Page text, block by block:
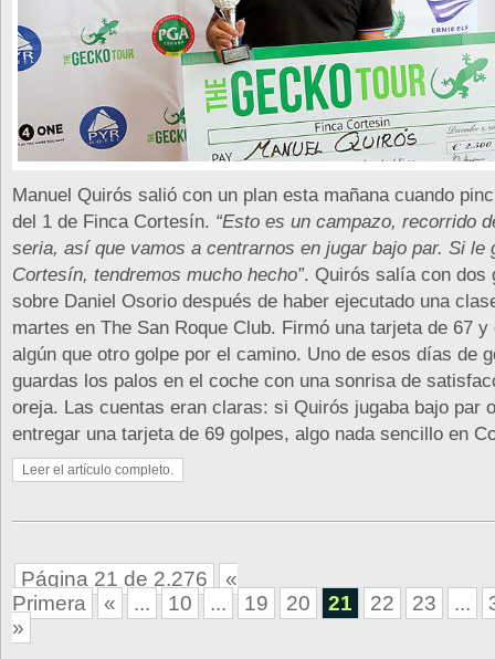
Manuel Quirós salió con un plan esta mañana cuando
del 1 de Finca Cortesín. “Esto es un campazo, recorrido
seria, así que vamos a centrarnos en jugar bajo par. Si le
Cortesín, tendremos mucho hecho”. Quirós salía con dos
sobre Daniel Osorio después de haber ejecutado una
martes en The San Roque Club. Firmó una tarjeta de 67
algún que otro golpe por el camino. Uno de esos días de
guardas los palos en el coche con una sonrisa de
oreja. Las cuentas eran claras: si Quirós jugaba bajo par
entregar una tarjeta de 69 golpes, algo nada sencillo en
Leer el artículo completo.
Página 21 de 2.276
«
Primera
« ... 10 ... 19 20 21 22 23 ...
»